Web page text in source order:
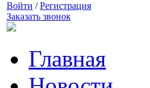
Войти /Регистрация
Заказать звонок
Главная